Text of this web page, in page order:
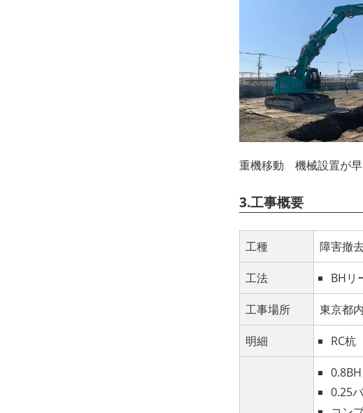
重機移動 機械設置が早
3.工事概要
工種 障害撤
工法 BHリ
工事場所 東京都
明細 RC
0.25